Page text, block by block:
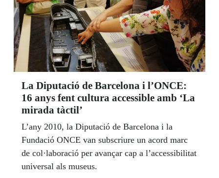
La Diputació de Barcelona i l’ONCE:
16 anys fent cultura accessible amb ‘La
mirada tàctil’
L’any 2010, la Diputació de Barcelona i la
Fundació ONCE van subscriure un acord marc
de col·laboració per avançar cap a l’accessibilitat
universal als museus.